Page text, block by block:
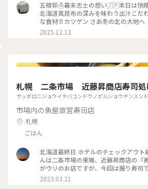
五稜郭☃️幕末志士の想い🇯🇵本日は快
北海道真昆布の深みを味わう出汁こだ
な食材🥛カツゲン さあ冬の北の大地へ
2025.12.12
札幌 二条市場 近藤昇商店寿司処
ん店
サッポロニジョウイチバコンドウノボルショウテンスシ
市場内の魚屋直営寿司店
札幌
ごはん
北海道最終日 ホテルのチェックアウト前に朝ごはん🗝 朝ごは
んは二条市場の東端、近藤昇商店の『寿
がウリのお店ですが、今回は握り寿司
プリッとしたボタンエビ、とろける雲
し〜い😆⤴️⤴️ #私のことりっぷ旅 #ことりっぷ北海道 #Myこと
2023.03.21